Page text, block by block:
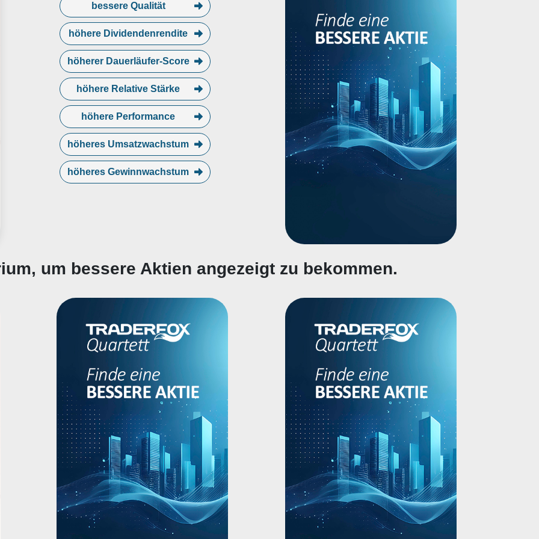
bessere Qualität
höhere Dividendenrendite
höherer Dauerläufer-Score
höhere Relative Stärke
höhere Performance
höheres Umsatzwachstum
höheres Gewinnwachstum
um bessere Aktien angezeigt zu bekommen.